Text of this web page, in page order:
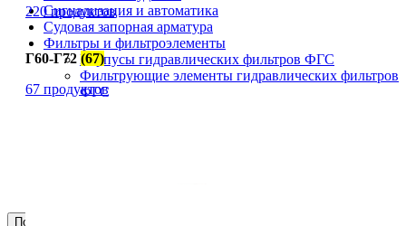
Сигнализация и автоматика
Судовая запорная арматура
Фильтры и фильтроэлементы
Корпусы гидравлических фильтров ФГС
Фильтрующие элементы гидравлических фильтров
ФГС
Поиск
220 продуктов
Г60-Г72(67)
67 продуктов